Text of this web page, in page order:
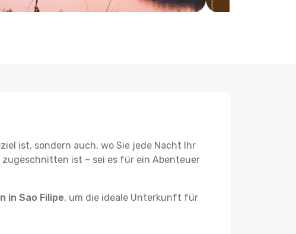
ist, sondern auch, wo Sie jede Nacht Ihr
ist – sei es für ein Abenteuer
in Sao Filipe, um die ideale Unterkunft für